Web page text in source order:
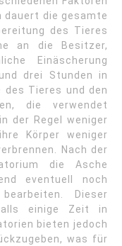
dauert die gesamte
des Tieres
an die Besitzer,
Einäscherung
drei Stunden in
des Tieres und den
die verwendet
der Regel weniger
Körper weniger
Nach der
die Asche
eventuell noch
Dieser
einige Zeit in
bieten jedoch
was für